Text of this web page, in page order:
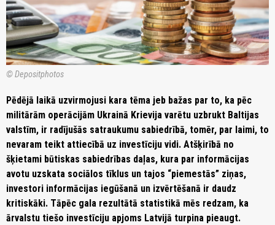
© Depositphotos
Pēdējā laikā uzvirmojusi kara tēma jeb bažas par to, ka pēc
militārām operācijām Ukrainā Krievija varētu uzbrukt Baltijas
valstīm, ir radījušās satraukumu sabiedrībā, tomēr, par laimi, to
nevaram teikt attiecībā uz investīciju vidi. Atšķirībā no
šķietami būtiskas sabiedrības daļas, kura par informācijas
avotu uzskata sociālos tīklus un tajos “piemestās” ziņas,
investori informācijas iegūšanā un izvērtēšanā ir daudz
kritiskāki. Tāpēc gala rezultātā statistikā mēs redzam, ka
ārvalstu tiešo investīciju apjoms Latvijā turpina pieaugt.